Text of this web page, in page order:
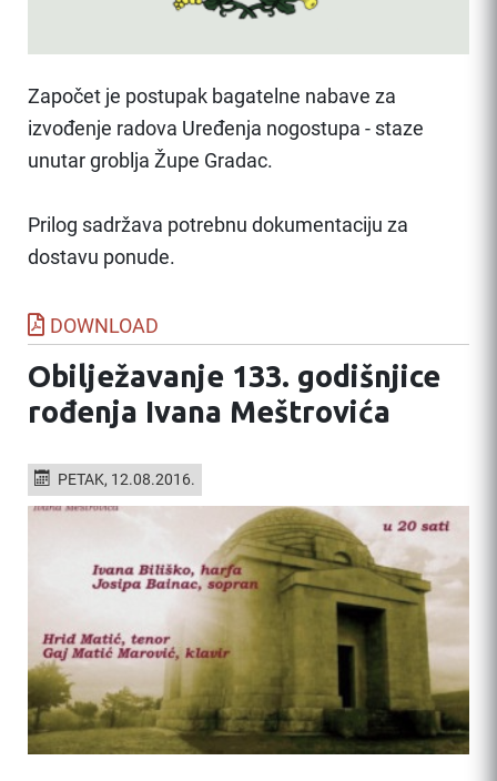
Započet je postupak bagatelne nabave za
izvođenje radova Uređenja nogostupa - staze
unutar groblja Župe Gradac.
Prilog sadržava potrebnu dokumentaciju za
dostavu ponude.
DOWNLOAD
Obilježavanje 133. godišnjice
rođenja Ivana Meštrovića
PETAK, 12.08.2016.